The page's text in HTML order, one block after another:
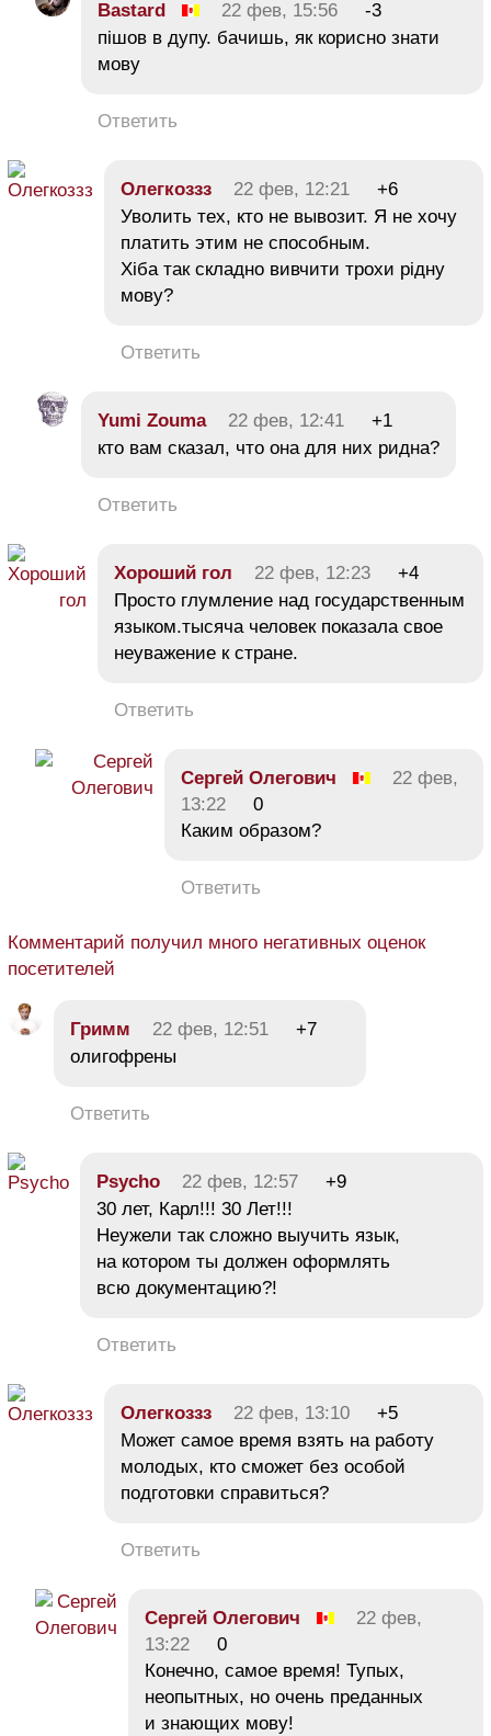
Bastard 22 фев, 15:56
-3
пішов в дупу. бачишь, як корисно знати
мову
Ответить
Олегкоззз 22 фев, 12:21
+6
Уволить тех, кто не вывозит. Я не хочу
платить этим не способным.
Хіба так складно вивчити трохи рідну
мову?
Ответить
Yumi Zouma 22 фев, 12:41
+1
кто вам сказал, что она для них ридна?
Ответить
Хороший гол 22 фев, 12:23
+4
Просто глумление над государственным
языком.тысяча человек показала свое
неуважение к стране.
Ответить
Сергей Олегович
22 фев,
13:22
0
Каким образом?
Ответить
Комментарий получил много негативных оценок
посетителей
Гримм 22 фев, 12:51
+7
олигофрены
Ответить
Psycho 22 фев, 12:57
+9
30 лет, Карл!!! 30 Лет!!!
Неужели так сложно выучить язык,
на котором ты должен оформлять
всю документацию?!
Ответить
Олегкоззз 22 фев, 13:10
+5
Может самое время взять на работу
молодых, кто сможет без особой
подготовки справиться?
Ответить
Сергей Олегович
22 фев,
13:22
0
Конечно, самое время! Тупых,
неопытных, но очень преданных
и знающих мову!